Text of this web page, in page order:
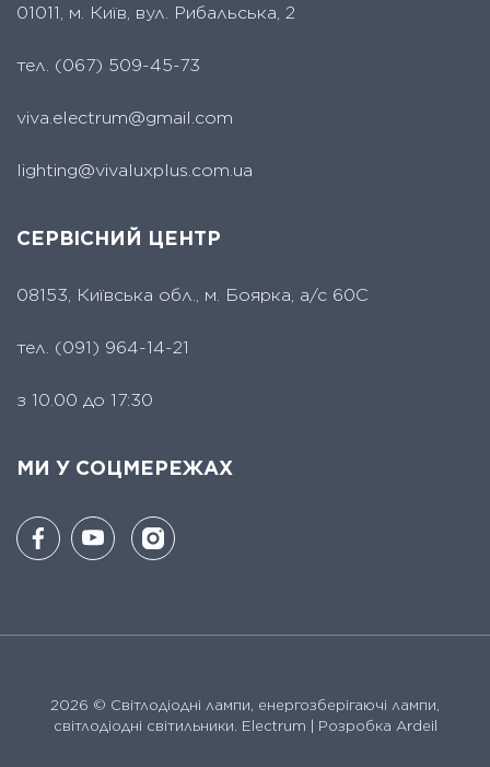
01011, м. Київ, вул. Рибальська, 2
тел. (067) 509-45-73
viva.electrum@gmail.com
lighting@vivaluxplus.com.ua
СЕРВІСНИЙ ЦЕНТР
08153, Київська обл., м. Боярка, а/с 60С
тел. (091) 964-14-21
з 10.00 до 17:30
МИ У СОЦМЕРЕЖАХ
2026 © Світлодіодні лампи, енергозберігаючі лампи,
світлодіодні світильники. Electrum | Розробка Ardeil